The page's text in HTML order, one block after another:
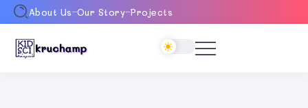
About Us Our Story Projects